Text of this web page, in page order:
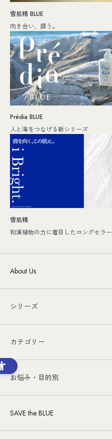
雪肌精 BLUE
向き合い、調う。
Prédia BLUE
人と海をつなげる新シリーズ
雪肌精
和漢植物の力に着目したロングセラー
About Us
シリーズ
カテゴリー
お悩み・目的別
SAVE the BLUE